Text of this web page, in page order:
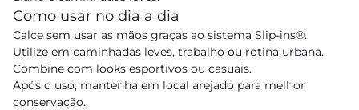
Como usar no dia a dia
Calce sem usar as mãos graças ao sistema Slip-ins®.
Utilize em caminhadas leves, trabalho ou rotina urbana.
Combine com looks esportivos ou casuais.
Após o uso, mantenha em local arejado para melhor
conservação.